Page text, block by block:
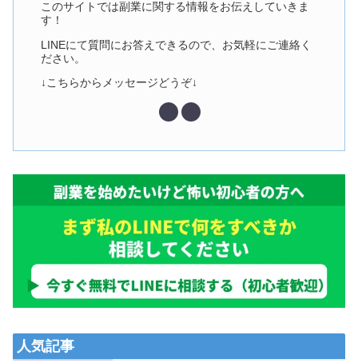
このサイトでは副業に関する情報をお伝えしていきま
す！
LINEにて質問にお答えできるので、お気軽にご連絡く
ださい。
↓こちらからメッセージどうぞ↓
人気記事